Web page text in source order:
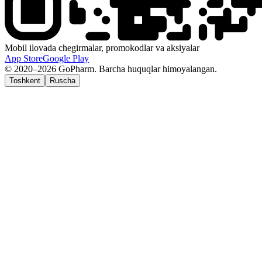
Mobil ilovada chegirmalar, promokodlar va aksiyalar
App StoreGoogle Play
© 2020–2026 GoPharm. Barcha huquqlar himoyalangan.
Toshkent Ruscha